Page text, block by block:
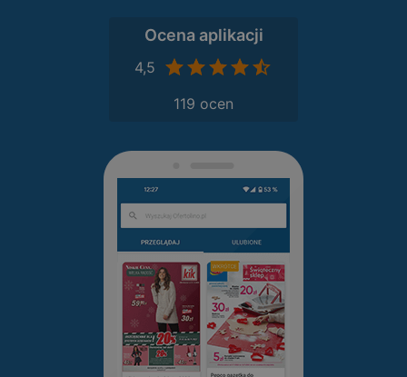
Ocena aplikacji
4,5
119 ocen